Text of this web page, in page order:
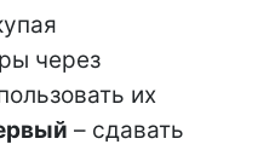
через
их
– сдавать